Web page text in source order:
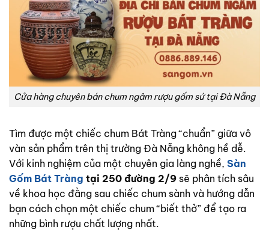
Cửa hàng chuyên bán chum ngâm rượu gốm sứ tại Đà Nẵng
Tìm được một chiếc chum Bát Tràng “chuẩn” giữa vô
vàn sản phẩm trên thị trường Đà Nẵng không hề dễ.
Với kinh nghiệm của một chuyên gia làng nghề, Sàn
Gốm Bát Tràng tại 250 đường 2/9 sẽ phân tích sâu
về khoa học đằng sau chiếc chum sành và hướng dẫn
bạn cách chọn một chiếc chum “biết thở” để tạo ra
những bình rượu chất lượng nhất.